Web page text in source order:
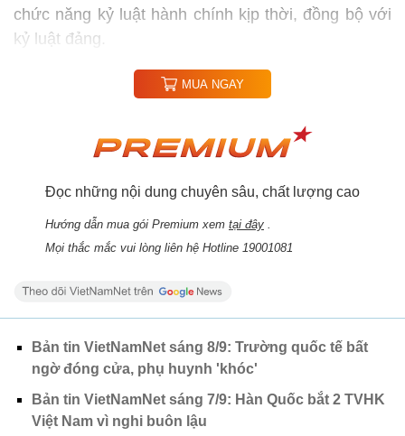
chức năng kỷ luật hành chính kịp thời, đồng bộ với
kỷ luật đảng.
MUA NGAY
Đọc những nội dung chuyên sâu, chất lượng cao
Hướng dẫn mua gói Premium xem tại đây .
Mọi thắc mắc vui lòng liên hệ Hotline 19001081
Bản tin VietNamNet sáng 8/9: Trường quốc tế bất
ngờ đóng cửa, phụ huynh 'khóc'
Bản tin VietNamNet sáng 7/9: Hàn Quốc bắt 2 TVHK
Việt Nam vì nghi buôn lậu